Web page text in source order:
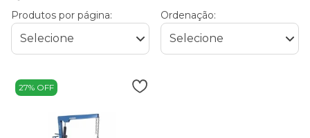
Produtos por página: Ordenação:
27% OFF